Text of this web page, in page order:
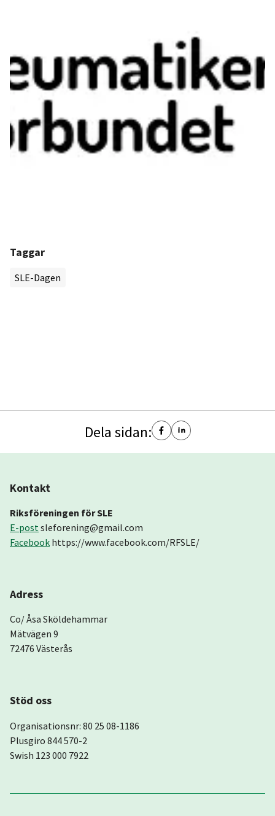
Taggar
SLE-Dagen
Dela sidan:
Kontakt
Riksföreningen för SLE
E-postsleforening@gmail.com
Facebook https://www.facebook.com/RFSLE/
Adress
Co/ Åsa Sköldehammar
Mätvägen 9
72476 Västerås
Stöd oss
Organisationsnr: 80 25 08-1186
Plusgiro 844 570-2
Swish 123 000 7922